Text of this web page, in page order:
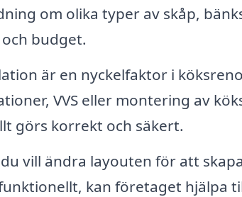
om olika typer av skåp,
budget.
är en nyckelfaktor i
VVS eller montering av
görs korrekt och säkert.
vill ändra layouten för att
kan företaget hjälpa